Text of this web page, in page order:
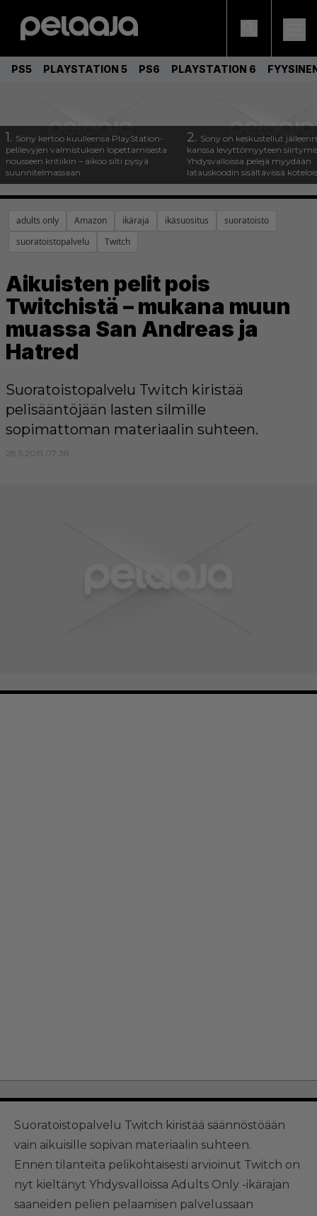
PS5 PLAYSTATION 5 PS6 PLAYSTATION 6
1. Sony kertoo kuulleensa PlayStation-
pelilevyjen valmistuksen lopettamisesta
nousseen kritiikin – aikoo silti pysyä
suunnitelmassaan
2. Sony on keskustellut
kanssa levyttömyyteen
Yhdysvalloissa pelejä myydään
latauskoodin sisältävissä
adults only Amazon ikäraja ikäsuositus
suoratoisto
suoratoistopalvelu
Twitch
Aikuisten pelit pois
Twitchistä – mukana muun
muassa San Andreas ja
Hatred
Suoratoistopalvelu Twitch kiristää
pelisääntöjään lasten silmille
sopimattoman materiaalin suhteen.
28.5.2015 07:38
Suoratoistopalvelu Twitch kiristää säännöstöään
vain aikuisille sopivan materiaalin suhteen.
Ennen tilanteita pelikohtaisesti arvioinut Twitch on
nyt kieltänyt Yhdysvalloissa Adults Only -ikärajan
saaneiden pelien pelaamisen palvelussaan